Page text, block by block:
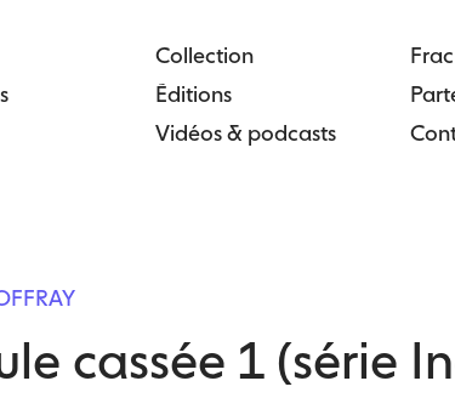
Collection
Éditions
Vidéos & podcasts
cassée 1 (série